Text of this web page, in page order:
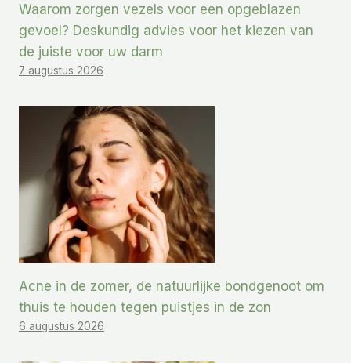
Waarom zorgen vezels voor een opgeblazen
gevoel? Deskundig advies voor het kiezen van
de juiste voor uw darm
7 augustus 2026
Acne in de zomer, de natuurlijke bondgenoot om
thuis te houden tegen puistjes in de zon
6 augustus 2026